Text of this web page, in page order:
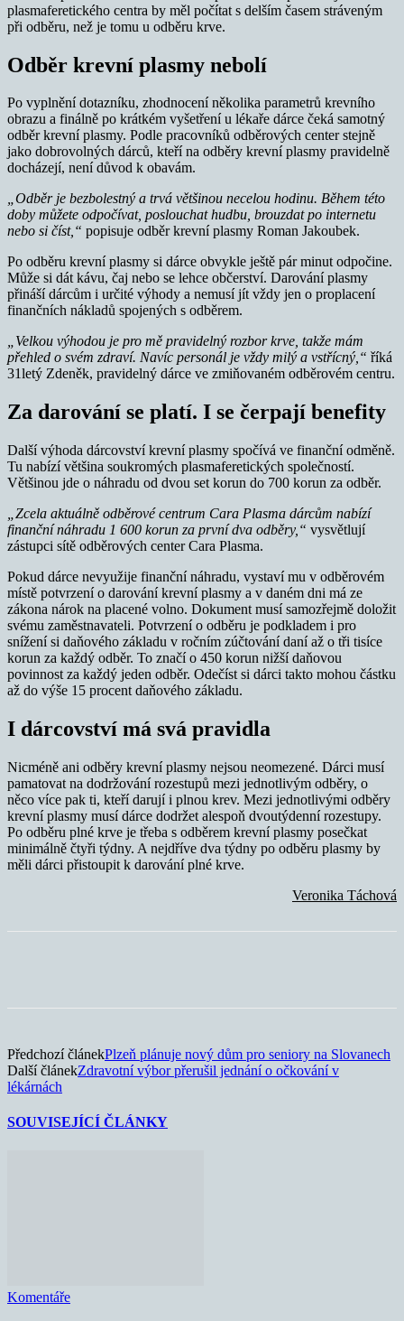
plasmaferetického centra by měl počítat s delším časem stráveným
při odběru, než je tomu u odběru krve.
Odběr krevní plasmy nebolí
Po vyplnění dotazníku, zhodnocení několika parametrů krevního
obrazu a finálně po krátkém vyšetření u lékaře dárce čeká samotný
odběr krevní plasmy. Podle pracovníků odběrových center stejně
jako dobrovolných dárců, kteří na odběry krevní plasmy pravidelně
docházejí, není důvod k obavám.
„Odběr je bezbolestný a trvá většinou necelou hodinu. Během této
doby můžete odpočívat, poslouchat hudbu, brouzdat po internetu
nebo si číst,“ popisuje odběr krevní plasmy Roman Jakoubek.
Po odběru krevní plasmy si dárce obvykle ještě pár minut odpočine.
Může si dát kávu, čaj nebo se lehce občerství. Darování plasmy
přináší dárcům i určité výhody a nemusí jít vždy jen o proplacení
finančních nákladů spojených s odběrem.
„Velkou výhodou je pro mě pravidelný rozbor krve, takže mám
přehled o svém zdraví. Navíc personál je vždy milý a vstřícný,“ říká
31letý Zdeněk, pravidelný dárce ve zmiňovaném odběrovém centru.
Za darování se platí. I se čerpají benefity
Další výhoda dárcovství krevní plasmy spočívá ve finanční odměně.
Tu nabízí většina soukromých plasmaferetických společností.
Většinou jde o náhradu od dvou set korun do 700 korun za odběr.
Zcela aktuálně odběrové centrum Cara Plasma dárcům nabízí
finanční náhradu 1 600 korun za první dva odběry, “ vysvětlují
zástupci sítě odběrových center Cara Plasma.
Pokud dárce nevyužije finanční náhradu, vystaví mu v odběrovém
místě potvrzení o darování krevní plasmy a v daném dni má ze
zákona nárok na placené volno. Dokument musí samozřejmě doložit
svému zaměstnavateli. Potvrzení o odběru je podkladem i pro
snížení si daňového základu v ročním zúčtování daní až o tři tisíce
korun za každý odběr. To značí o 450 korun nižší daňovou
povinnost za každý jeden odběr. Odečíst si dárci takto mohou částku
až do výše 15 procent daňového základu.
I dárcovství má svá pravidla
Nicméně ani odběry krevní plasmy nejsou neomezené. Dárci musí
pamatovat na dodržování rozestupů mezi jednotlivým odběry, o
něco více pak ti, kteří darují i plnou krev. Mezi jednotlivými odběry
krevní plasmy musí dárce dodržet alespoň dvoutýdenní rozestupy.
Po odběru plné krve je třeba s odběrem krevní plasmy posečkat
minimálně čtyři týdny. A nejdříve dva týdny po odběru plasmy by
měli dárci přistoupit k darování plné krve.
Veronika Táchová
Předchozí článekPlzeň plánuje nový dům pro seniory na Slovanech
Další článekZdravotní výbor přerušil jednání o očkování v
lékárnách
SOUVISEJÍCÍ ČLÁNKY
Komentáře